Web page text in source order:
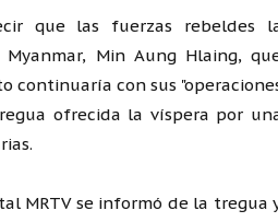
que las fuerzas rebeldes
Min Aung Hlaing,
continuaría con sus
ofrecida la víspera por
MRTV se informó de la tregua